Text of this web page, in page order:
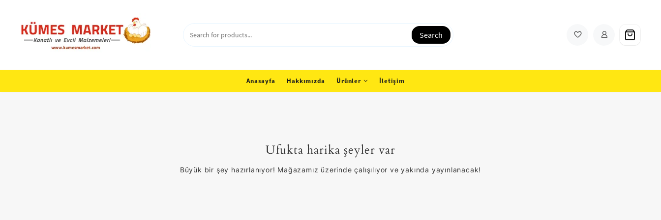
content
Search
Anasayfa Hakkımızda Ürünler İletişim
Ufukta harika şeyler var
Büyük bir şey hazırlanıyor! Mağazamız üzerinde çalışılıyor ve yakında yayınlanacak!